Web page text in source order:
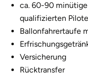
ca. 60-90
qualifizierten
Ballonfahrertaufe
Versicherung
Rücktransfer
Göppingen
Görlitz
Halle